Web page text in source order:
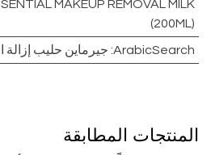
MAKEUP REMOVAL MILK
(200ML)
ArabicSearch
: جيرماين حليب إزالة
المنتجات المطابقة